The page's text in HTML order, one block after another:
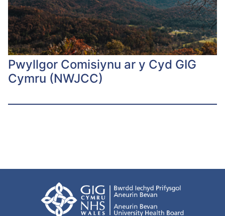
Pwyllgor Comisiynu ar y Cyd GIG
Cymru (NWJCC)